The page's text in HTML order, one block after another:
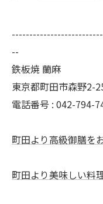
--
鉄板焼 蘭麻
東京都町田市森野2-
電話番号 : 042-794-
町田より高級御膳を
町田より美味しい料